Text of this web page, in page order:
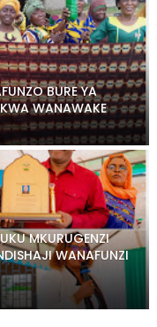
BURE YA
WANAWAKE
MKURUGENZI
WANAFUNZI